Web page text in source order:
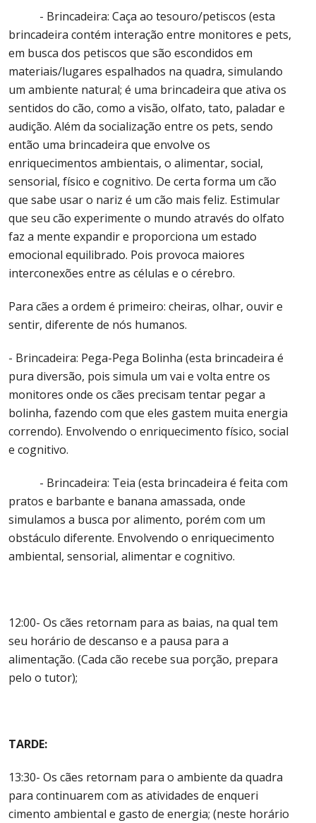
- Brincadeira: Caça ao tesouro/petiscos (esta
brincadeira contém interação entre monitores e pets,
em busca dos petiscos que são escondidos em
materiais/lugares espalhados na quadra, simulando
um ambiente natural; é uma brincadeira que ativa os
sentidos do cão, como a visão, olfato, tato, paladar e
audição. Além da socialização entre os pets, sendo
então uma brincadeira que envolve os
enriquecimentos ambientais, o alimentar, social,
sensorial, físico e cognitivo. De certa forma um cão
que sabe usar o nariz é um cão mais feliz. Estimular
que seu cão experimente o mundo através do olfato
faz a mente expandir e proporciona um estado
emocional equilibrado. Pois provoca maiores
interconexões entre as células e o cérebro.
Para cães a ordem é primeiro: cheiras, olhar, ouvir e
sentir, diferente de nós humanos.
- Brincadeira: Pega-Pega Bolinha (esta brincadeira é
pura diversão, pois simula um vai e volta entre os
monitores onde os cães precisam tentar pegar a
bolinha, fazendo com que eles gastem muita energia
correndo). Envolvendo o enriquecimento físico, social
e cognitivo.
- Brincadeira: Teia (esta brincadeira é feita com
pratos e barbante e banana amassada, onde
simulamos a busca por alimento, porém com um
obstáculo diferente. Envolvendo o enriquecimento
ambiental, sensorial, alimentar e cognitivo.
12:00- Os cães retornam para as baias, na qual tem
seu horário de descanso e a pausa para a
alimentação. (Cada cão recebe sua porção, prepara
pelo o tutor);
TARDE:
13:30- Os cães retornam para o ambiente da quadra
para continuarem com as atividades de enqueri
cimento ambiental e gasto de energia; (neste horário